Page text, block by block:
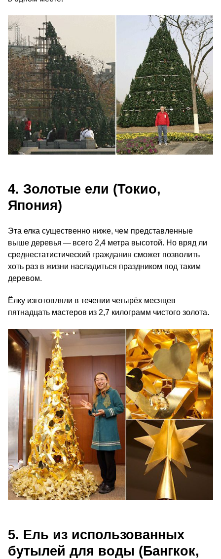
4. Золотые ели (Токио,
Япония)
Эта елка существенно ниже, чем представленные
выше деревья — всего 2,4 метра высотой. Но вряд ли
среднестатистический гражданин сможет позволить
хоть раз в жизни насладиться праздником под таким
деревом.
Ёлку изготовляли в течении четырёх месяцев
пятнадцать мастеров из 2,7 килограмм чистого золота.
5. Ель из использованных
бутылей для воды (Бангкок,